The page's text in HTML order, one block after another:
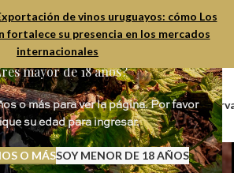
mayor de 18 años?
o más para ver la página. Por favor
su edad para ingresar.
O MÁSSOY MENOR DE 18 AÑOS
de vinos uruguayos: cómo Los
fortalece su presencia en los mercados
internacionales